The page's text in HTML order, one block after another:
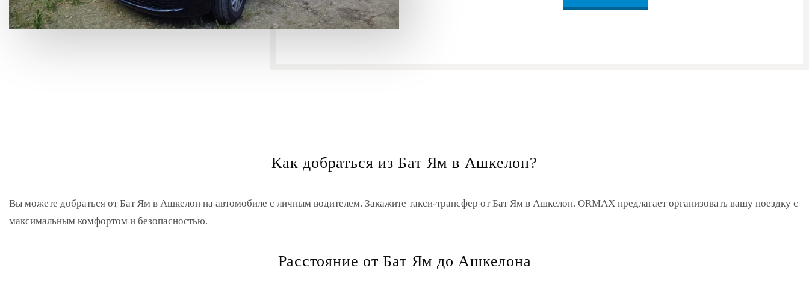
Как добраться из Бат Ям в Ашкелон?
Вы можете добраться от Бат Ям в Ашкелон на автомобиле с личным водителем. Закажите такси-трансфер от Бат Ям в Ашкелон. ORMAX предлагает организовать вашу поездку с
максимальным комфортом и безопасностью.
Расстояние от Бат Ям до Ашкелона